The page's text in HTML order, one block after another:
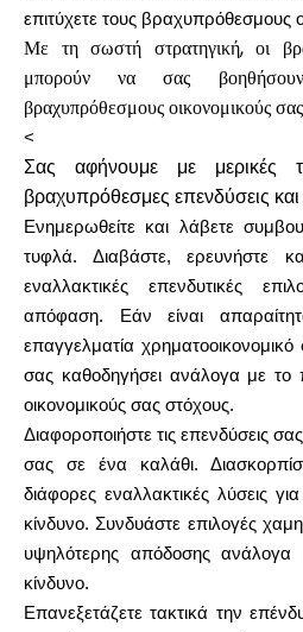
επιτύχετε τους βραχυπρόθεσμους
Με τη σωστή στρατηγική, οι
μπορούν να σας
βραχυπρόθεσμους οικονομικούς
<
Σας αφήνουμε με μερικές
βραχυπρόθεσμες επενδύσεις
Ενημερωθείτε και λάβετε
τυφλά. Διαβάστε, ερευνήστε
εναλλακτικές επενδυτικές
απόφαση. Εάν είναι
επαγγελματία
σας καθοδηγήσει ανάλογα με το
οικονομικούς σας στόχους.
Διαφοροποιήστε τις επενδύσεις
σας σε ένα καλάθι.
διάφορες εναλλακτικές λύσεις
κίνδυνο. Συνδυάστε επιλογές
υψηλότερης απόδοσης
κίνδυνο.
Επανεξετάζετε τακτικά την